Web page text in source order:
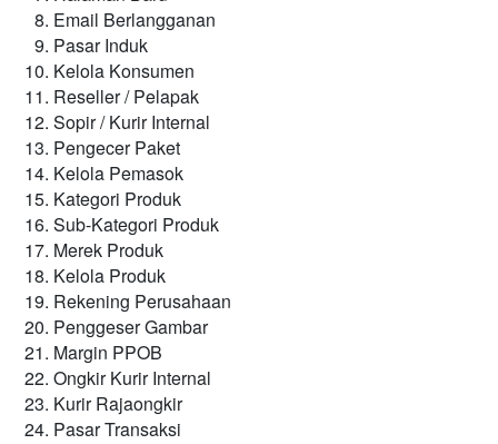
Email Berlangganan
Pasar Induk
Kelola Konsumen
Reseller / Pelapak
Sopir / Kurir Internal
Pengecer Paket
Kelola Pemasok
Kategori Produk
Sub-Kategori Produk
Merek Produk
Kelola Produk
Rekening Perusahaan
Penggeser Gambar
Margin PPOB
Ongkir Kurir Internal
Kurir Rajaongkir
Pasar Transaksi